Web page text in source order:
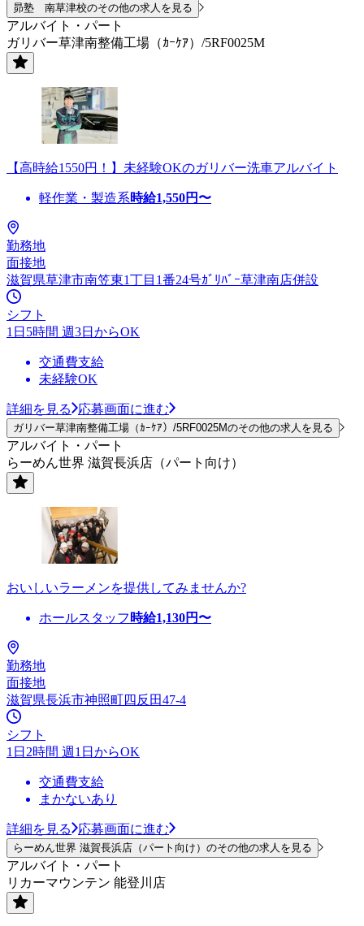
昴塾 南草津校のその他の求人を見る
アルバイト・パート
ガリバー草津南整備工場（ｶｰｹｱ）/5RF0025M
【高時給1550円！】未経験OKのガリバー洗車アルバイト
軽作業・製造系時給1,550円〜
勤務地
面接地
滋賀県草津市南笠東1丁目1番24号ｶﾞﾘﾊﾞｰ草津南店併設
シフト
1日5時間 週3日からOK
交通費支給
未経験OK
詳細を見る 応募画面に進む
ガリバー草津南整備工場（ｶｰｹｱ）/5RF0025Mのその他の求人を見る
アルバイト・パート
らーめん世界 滋賀長浜店（パート向け）
おいしいラーメンを提供してみませんか?
ホールスタッフ 時給1,130円〜
勤務地
面接地
滋賀県長浜市神照町四反田47-4
シフト
1日2時間 週1日からOK
交通費支給
まかないあり
詳細を見る 応募画面に進む
らーめん世界 滋賀長浜店（パート向け）のその他の求人を見る
アルバイト・パート
リカーマウンテン 能登川店